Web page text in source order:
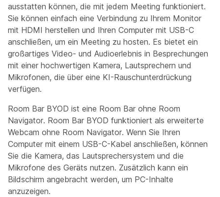
ausstatten können, die mit jedem Meeting funktioniert.
Sie können einfach eine Verbindung zu Ihrem Monitor
mit HDMI herstellen und Ihren Computer mit USB-C
anschließen, um ein Meeting zu hosten. Es bietet ein
großartiges Video- und Audioerlebnis in Besprechungen
mit einer hochwertigen Kamera, Lautsprechern und
Mikrofonen, die über eine KI-Rauschunterdrückung
verfügen.
Room Bar BYOD ist eine Room Bar ohne Room
Navigator. Room Bar BYOD funktioniert als erweiterte
Webcam ohne Room Navigator. Wenn Sie Ihren
Computer mit einem USB-C-Kabel anschließen, können
Sie die Kamera, das Lautsprechersystem und die
Mikrofone des Geräts nutzen. Zusätzlich kann ein
Bildschirm angebracht werden, um PC-Inhalte
anzuzeigen.